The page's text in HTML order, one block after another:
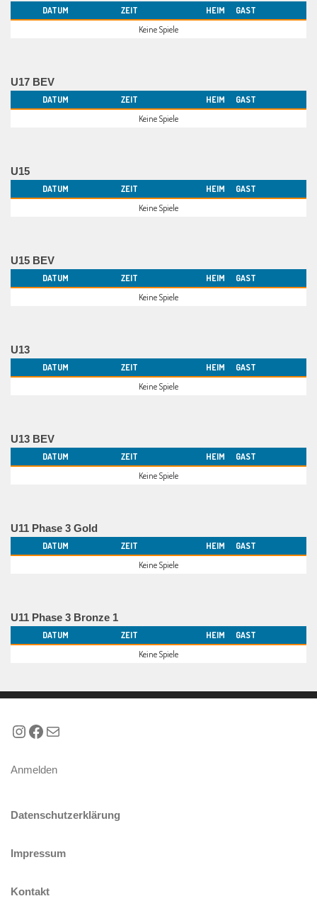
DATUM ZEIT HEIM
GAST
Keine Spiele
U17 BEV
DATUM ZEIT HEIM
GAST
Keine Spiele
U15
DATUM ZEIT HEIM
GAST
Keine Spiele
U15 BEV
DATUM ZEIT HEIM
GAST
Keine Spiele
U13
DATUM ZEIT HEIM
GAST
Keine Spiele
U13 BEV
DATUM ZEIT HEIM
GAST
Keine Spiele
U11 Phase 3 Gold
DATUM ZEIT HEIM
GAST
Keine Spiele
U11 Phase 3 Bronze 1
DATUM ZEIT HEIM
GAST
Keine Spiele
Instagram
Facebook
E-Mail
Anmelden
Datenschutzerklärung
Impressum
Kontakt